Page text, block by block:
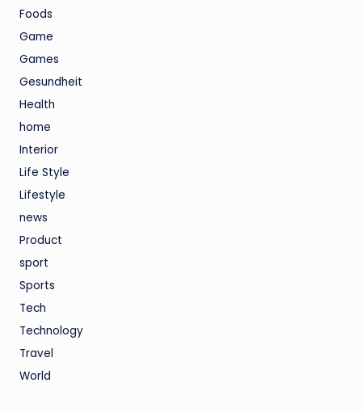
Foods
Game
Games
Gesundheit
Health
home
Interior
Life Style
Lifestyle
news
Product
sport
Sports
Tech
Technology
Travel
World